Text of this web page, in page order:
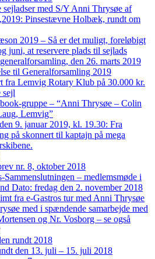
med S/Y Anni Thrysøe af
Pinsestævne Holbæk, rundt om
2019 – Så er det muligt, foreløbigt
juni, at reservere plads til sejlads
den 26. marts 2019
til Generalforsamling 2019
fra Lemvig Rotary Klub på 30.000 kr.
sejl
gruppe – “Anni Thrysøe – Colin
Lemvig”
9. januar 2019, kl. 19.30: Fra
på skonnert til kaptajn på mega
nr. 8, oktober 2018
Sammenslutningen – medlemsmøde i
Dato: fredag den 2. november 2018
fra e-Gastros tur med Anni Thrysøe
med i spændende samarbejde med
og Nr. Vosborg – se også
rundt 2018
den 13. juli – 15. juli 2018